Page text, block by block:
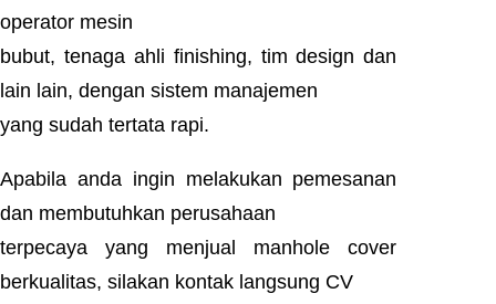
operator mesin
bubut, tenaga ahli finishing, tim design dan
lain lain, dengan sistem manajemen
yang sudah tertata rapi.
Apabila anda ingin melakukan pemesanan
dan membutuhkan perusahaan
terpecaya yang menjual manhole cover
berkualitas, silakan kontak langsung CV